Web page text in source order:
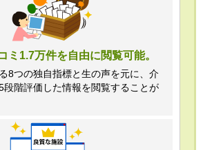
ミ1.7万件を自由に閲覧可能。
8つの独自指標と生の声を元に、介
段階評価した情報を閲覧することが